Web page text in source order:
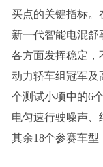
买点的关键指标。
新一代智能电混舒
各方面发挥稳定，
动力轿车组冠军及
个测试小项中的6
电匀速行驶噪声、
其余18个参赛车型